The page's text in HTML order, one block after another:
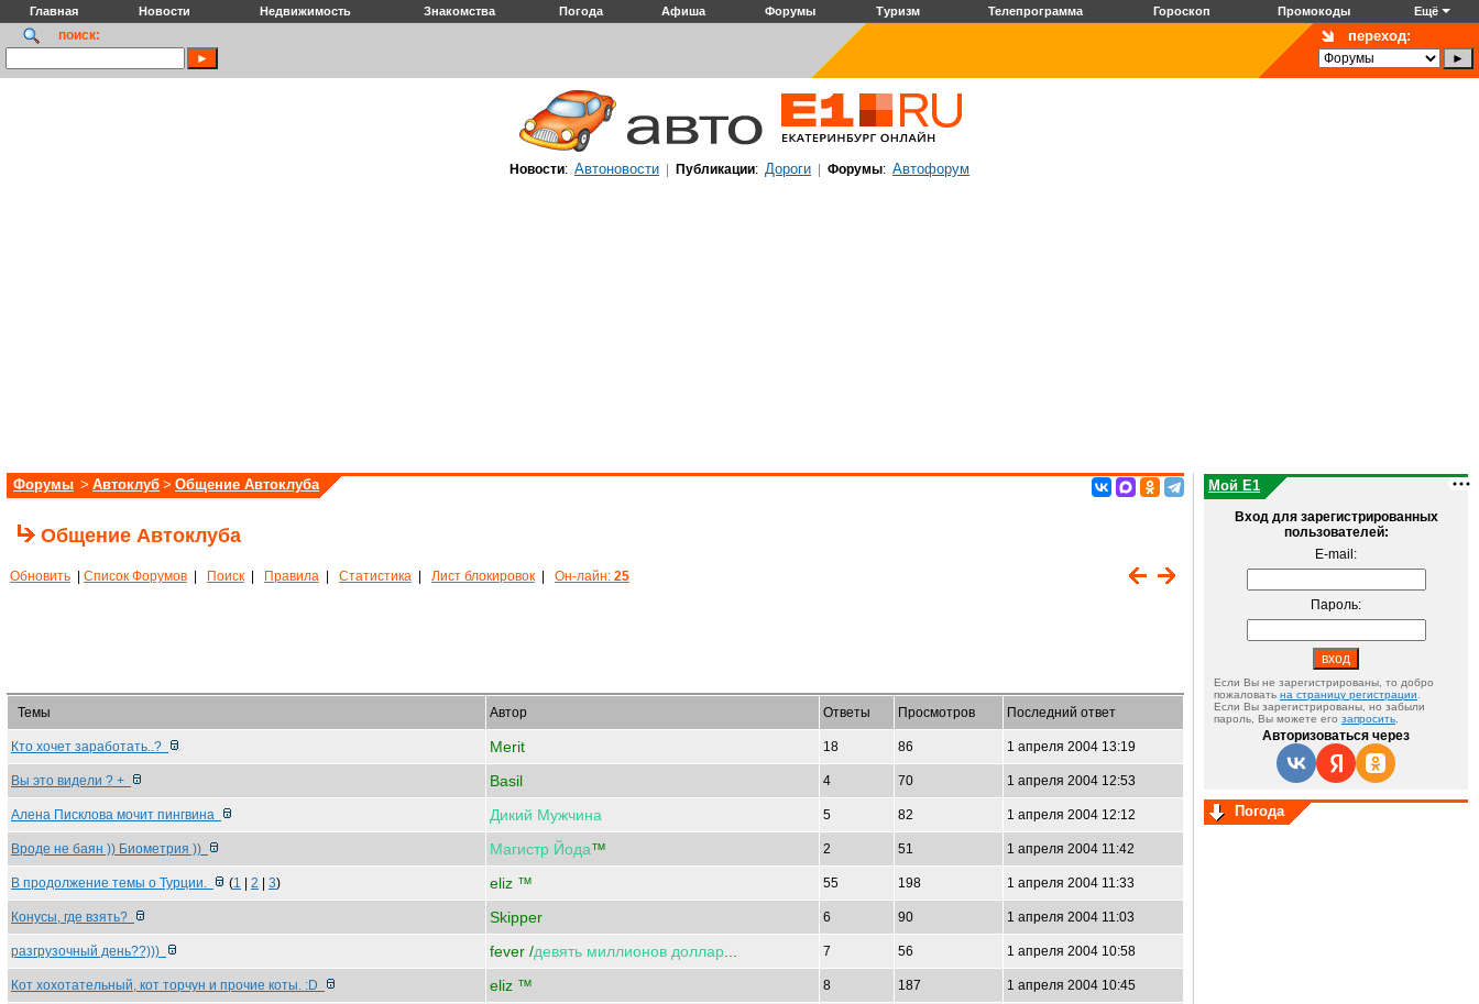
Главная Новости Недвижимость Знакомства Погода Афиша Форумы Туризм Телепрограмма Гороскоп Промокоды Ещё
поиск: переход:
Новости: Автоновости Публикации: Дороги Форумы: Автофорум
Форумы > Автоклуб > Общение Автоклуба
Общение Автоклуба
Обновить Список Форумов Поиск Правила Статистика Лист блокировок Он-лайн: 25
Темы Автор Ответы Просмотров Последний ответ
Кто хочет заработать..? Merit 18 86 1 апреля 2004 13:19
Вы это видели ? + Basil 4 70 1 апреля 2004 12:53
Алена Писклова мочит пингвина Дикий Мужчина 5 82 1 апреля 2004 12:12
Вроде не баян )) Биометрия )) Магистр Йода™ 2 51 1 апреля 2004 11:42
В продолжение темы о Турции. (1 2 3) eliz ™ 55 198 1 апреля 2004 11:33
Конусы, где взять? Skipper 6 90 1 апреля 2004 11:03
разгрузочный день??))) fever /девять миллионов доллар 7 56 1 апреля 2004 10:58
Кот хохотательный, кот торчун и прочие коты. :D eliz ™ 8 187 1 апреля 2004 10:45
Мой E1
Вход для зарегистрированных
пользователей:
E-mail:
Пароль:
Если Вы не зарегистрированы, то добро
пожаловать на страницу регистрации
Если Вы зарегистрированы, но забыли
пароль, Вы можете его запросить
Авторизоваться через
Погода